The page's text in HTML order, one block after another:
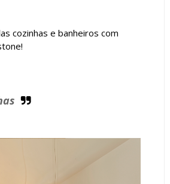
cozinhas e banheiros com